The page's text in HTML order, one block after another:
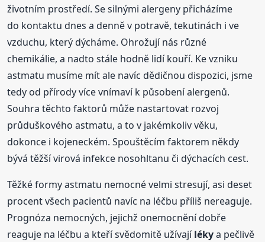
životním prostředí. Se silnými alergeny přicházíme
do kontaktu dnes a denně v potravě, tekutinách i ve
vzduchu, který dýcháme. Ohrožují nás různé
chemikálie, a nadto stále hodně lidí kouří. Ke vzniku
astmatu musíme mít ale navíc dědičnou dispozici, jsme
tedy od přírody více vnímaví k působení alergenů.
Souhra těchto faktorů může nastartovat rozvoj
průduškového astmatu, a to v jakémkoliv věku,
dokonce i kojeneckém. Spouštěcím faktorem někdy
bývá těžší virová infekce nosohltanu či dýchacích cest.
Těžké formy astmatu nemocné velmi stresují, asi deset
procent všech pacientů navíc na léčbu příliš nereaguje.
Prognóza nemocných, jejichž onemocnění dobře
reaguje na léčbu a kteří svědomitě užívajílékya pečlivě